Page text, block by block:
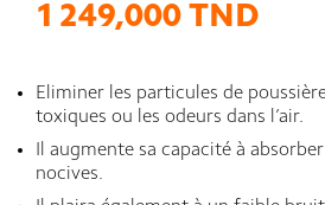
1 249,000 TND
Eliminer les particules de
toxiques ou les odeurs dans l’air.
Il augmente sa capacité à
nocives.